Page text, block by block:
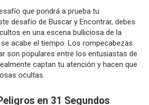
que pondrá a prueba tu
desafío de Buscar y Encontrar, debes
en una escena bulliciosa de la
acabe el tiempo. Los rompecabezas
son populares entre los entusiastas de
captan tu atención y hacen que
ocultas.
en 31 Segundos